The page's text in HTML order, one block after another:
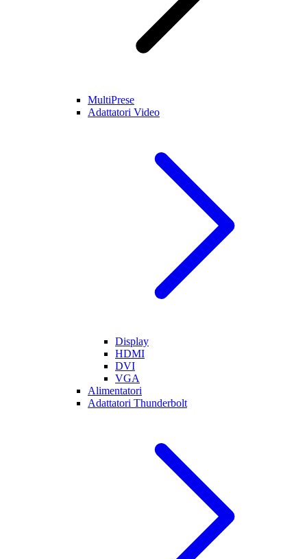
MultiPrese
Adattatori Video
Display
HDMI
DVI
VGA
Alimentatori
Adattatori Thunderbolt